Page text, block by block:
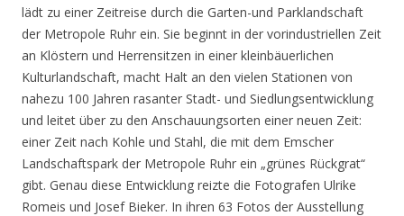
lädt zu einer Zeitreise durch die Garten-und Parklandschaft
der Metropole Ruhr ein. Sie beginnt in der vorindustriellen Zeit
an Klöstern und Herrensitzen in einer kleinbäuerlichen
Kulturlandschaft, macht Halt an den vielen Stationen von
nahezu 100 Jahren rasanter Stadt- und Siedlungsentwicklung
und leitet über zu den Anschauungsorten einer neuen Zeit:
einer Zeit nach Kohle und Stahl, die mit dem Emscher
Landschaftspark der Metropole Ruhr ein „grünes Rückgrat“
gibt. Genau diese Entwicklung reizte die Fotografen Ulrike
Romeis und Josef Bieker. In ihren 63 Fotos der Ausstellung